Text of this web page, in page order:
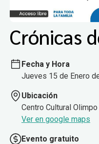
Crónicas
Fecha y Hora
Jueves 15 de Enero
Ubicación
Centro Cultural Olimpo
Ver en google maps
Evento gratuito